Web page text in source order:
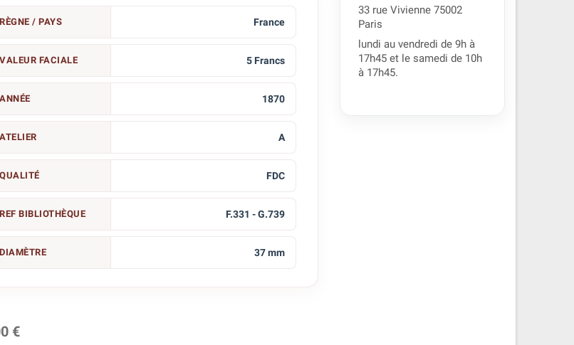
RÈGNE / PAYS France
VALEUR FACIALE 5 Francs
ANNÉE 1870
ATELIER A
QUALITÉ FDC
REF BIBLIOTHÈQUE F.331 - G.739
DIAMÈTRE 37 mm
€
33 rue Vivienne 75002
Paris
lundi au vendredi de 9h à
17h45 et le samedi de 10h
à 17h45.